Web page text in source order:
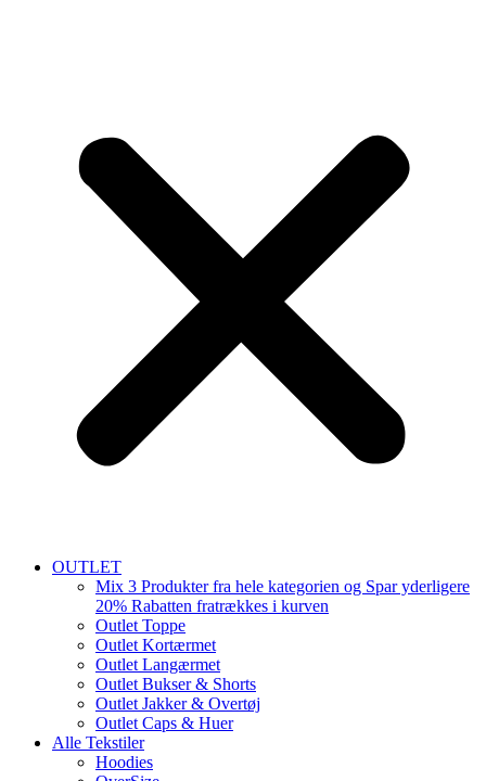
OUTLET
Mix 3 Produkter fra hele kategorien og Spar yderligere
20% Rabatten fratrækkes i kurven
Outlet Toppe
Outlet Kortærmet
Outlet Langærmet
Outlet Bukser & Shorts
Outlet Jakker & Overtøj
Outlet Caps & Huer
Alle Tekstiler
Hoodies